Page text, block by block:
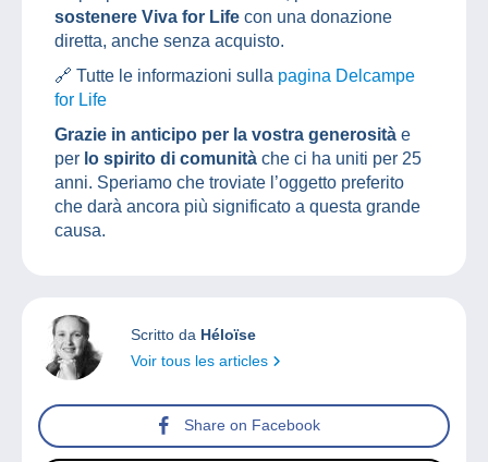
sostenere Viva for Life con una donazione
diretta, anche senza acquisto.
🔗 Tutte le informazioni sulla pagina Delcampe
for Life
Grazie in anticipo per la vostra generosità e
per lo spirito di comunità che ci ha uniti per 25
anni. Speriamo che troviate l’oggetto preferito
che darà ancora più significato a questa grande
causa.
Scritto da Héloïse
Voir tous les articles
Share on Facebook